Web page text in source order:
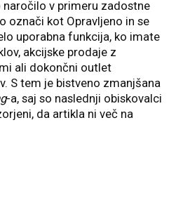
naročilo v primeru zadostne
označi kot Opravljeno in se
uporabna funkcija, ko imate
akcijske prodaje z
ali dokončni outlet
S tem je bistveno zmanjšana
-a, saj so naslednji obiskovalci
da artikla ni več na